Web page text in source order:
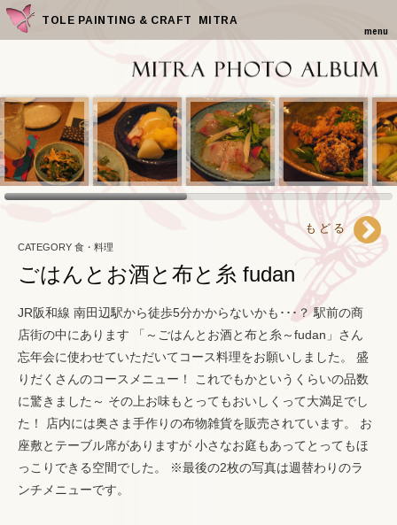
TOLE PAINTING & CRAFT MITRA
menu
CATEGORY 食・料理
ごはんとお酒と布と糸 fudan
JR阪和線 南田辺駅から徒歩5分かからないかも･･･？ 駅前の商
店街の中にあります 「～ごはんとお酒と布と糸～fudan」さん
忘年会に使わせていただいてコース料理をお願いしました。 盛
りだくさんのコースメニュー！ これでもかというくらいの品数
に驚きました～ その上お味もとってもおいしくって大満足でし
た！ 店内には奥さま手作りの布物雑貨を販売されています。 お
座敷とテーブル席がありますが 小さなお庭もあってとってもほ
っこりできる空間でした。 ※最後の2枚の写真は週替わりのラ
ンチメニューです。
もどる